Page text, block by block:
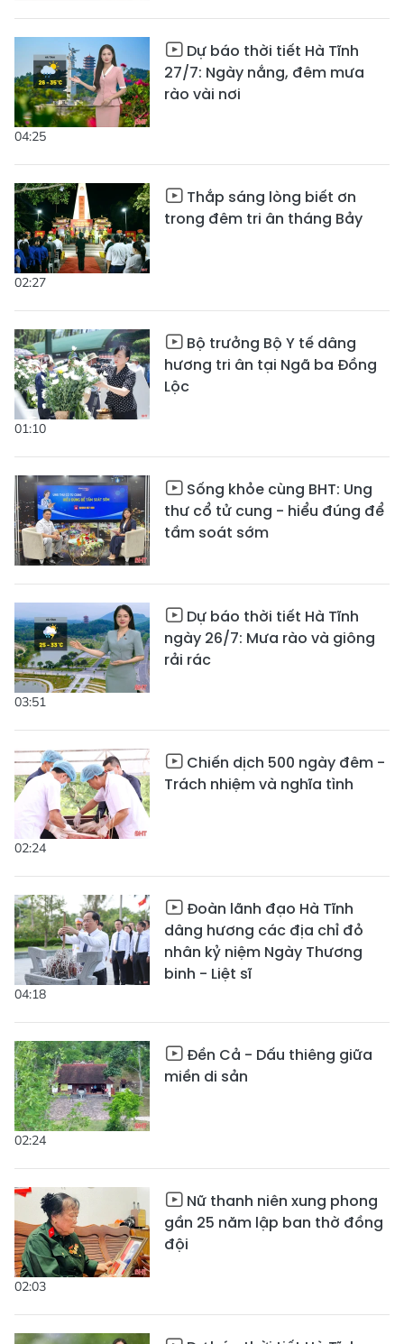
04:25
Dự báo thời tiết Hà Tĩnh
27/7: Ngày nắng, đêm mưa
rào vài nơi
02:27
Thắp sáng lòng biết ơn
trong đêm tri ân tháng Bảy
01:10
Bộ trưởng Bộ Y tế dâng
hương tri ân tại Ngã ba Đồng
Lộc
Sống khỏe cùng BHT: Ung
thư cổ tử cung - hiểu đúng để
tầm soát sớm
03:51
Dự báo thời tiết Hà Tĩnh
ngày 26/7: Mưa rào và giông
rải rác
02:24
Chiến dịch 500 ngày đêm -
Trách nhiệm và nghĩa tình
04:18
Đoàn lãnh đạo Hà Tĩnh
dâng hương các địa chỉ đỏ
nhân kỷ niệm Ngày Thương
binh - Liệt sĩ
02:24
Đền Cả - Dấu thiêng giữa
miền di sản
02:03
Nữ thanh niên xung phong
gần 25 năm lập ban thờ đồng
đội